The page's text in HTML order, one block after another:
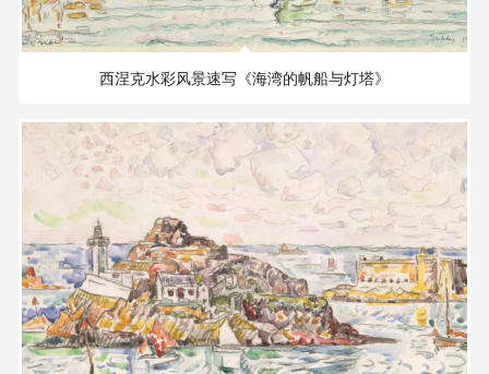
西涅克水彩风景速写《海湾的帆船与灯塔》
4.23 MB 3811×2487 PX
陶
漆
器
雕
塑